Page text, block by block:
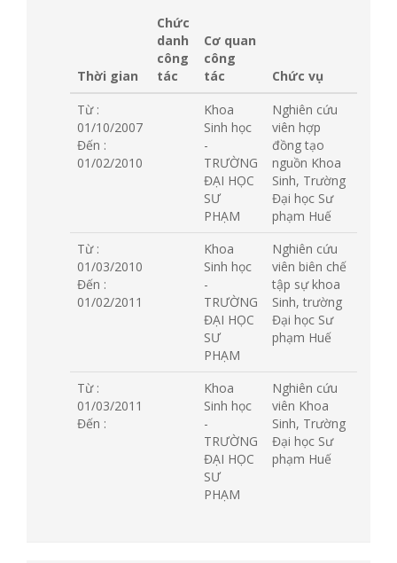
Thời gian
Chức
danh
công
tác
Cơ quan
công
tác
Chức vụ
Từ :
01/10/2007
Đến :
01/02/2010
Khoa
Sinh học
-
TRƯỜNG
ĐẠI HỌC
SƯ
PHẠM
Nghiên cứu
viên hợp
đồng tạo
nguồn Khoa
Sinh, Trường
Đại học Sư
phạm Huế
Từ :
01/03/2010
Đến :
01/02/2011
Khoa
Sinh học
-
TRƯỜNG
ĐẠI HỌC
SƯ
PHẠM
Nghiên cứu
viên biên chế
tập sự khoa
Sinh, trường
Đại học Sư
phạm Huế
Từ :
01/03/2011
Đến :
Khoa
Sinh học
-
TRƯỜNG
ĐẠI HỌC
SƯ
PHẠM
Nghiên cứu
viên Khoa
Sinh, Trường
Đại học Sư
phạm Huế